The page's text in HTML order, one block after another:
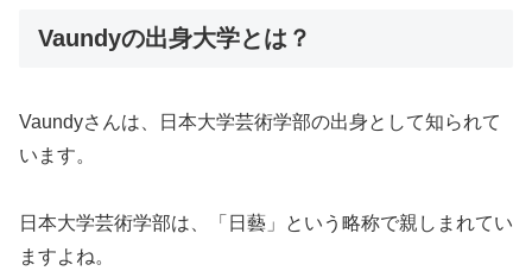
Vaundyの出身大学とは？
Vaundyさんは、日本大学芸術学部の出身として知られて
います。
日本大学芸術学部は、「日藝」という略称で親しまれてい
ますよね。